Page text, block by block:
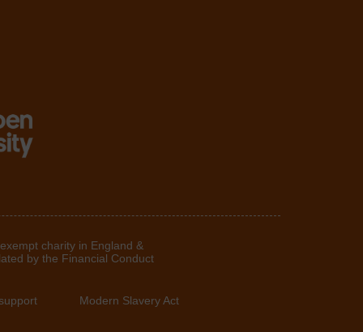
charity in England &
by the Financial Conduct
Modern Slavery Act